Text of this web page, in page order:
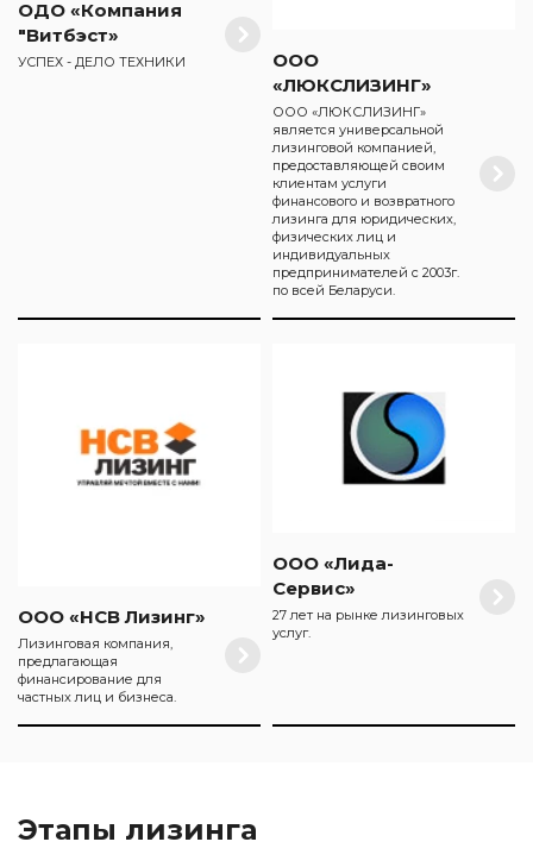
ОДО «Компания
"Витбэст»
УСПЕХ - ДЕЛО ТЕХНИКИ
ООО
«ЛЮКСЛИЗИНГ»
ООО «ЛЮКСЛИЗИНГ»
является универсальной
лизинговой компанией,
предоставляющей своим
клиентам услуги
финансового и возвратного
лизинга для юридических,
физических лиц и
индивидуальных
предпринимателей с 2003г.
по всей Беларуси.
ООО «НСВ Лизинг»
Лизинговая компания,
предлагающая
финансирование для
частных лиц и бизнеса.
ООО «Лида-
Сервис»
27 лет на рынке лизинговых
услуг.
Этапы лизинга